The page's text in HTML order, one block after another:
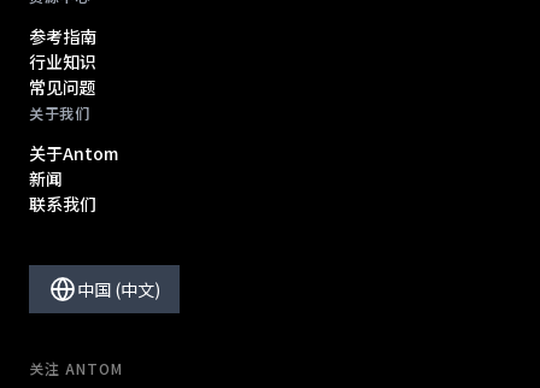
参考指南
行业知识
常见问题
关于我们
关于Antom
新闻
联系我们
中国 (中文)
关注 ANTOM